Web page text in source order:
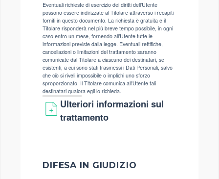
Eventuali richieste di esercizio dei diritti dell'Utente
possono essere indirizzate al Titolare attraverso i recapiti
forniti in questo documento. La richiesta è gratuita e il
Titolare risponderà nel più breve tempo possibile, in ogni
caso entro un mese, fornendo all’Utente tutte le
informazioni previste dalla legge. Eventuali rettifiche,
cancellazioni o limitazioni del trattamento saranno
comunicate dal Titolare a ciascuno dei destinatari, se
esistenti, a cui sono stati trasmessi i Dati Personali, salvo
che ciò si riveli impossibile o implichi uno sforzo
sproporzionato. Il Titolare comunica all'Utente tali
destinatari qualora egli lo richieda.
Ulteriori informazioni sul
trattamento
DIFESA IN GIUDIZIO